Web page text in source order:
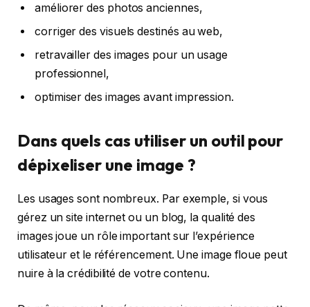
améliorer des photos anciennes,
corriger des visuels destinés au web,
retravailler des images pour un usage
professionnel,
optimiser des images avant impression.
Dans quels cas utiliser un outil pour
dépixeliser une image ?
Les usages sont nombreux. Par exemple, si vous
gérez un site internet ou un blog, la qualité des
images joue un rôle important sur l’expérience
utilisateur et le référencement. Une image floue peut
nuire à la crédibilité de votre contenu.